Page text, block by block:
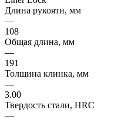
Длина рукояти, мм
—
108
Общая длина, мм
—
191
Толщина клинка, мм
—
3.00
Твердость стали, HRC
—